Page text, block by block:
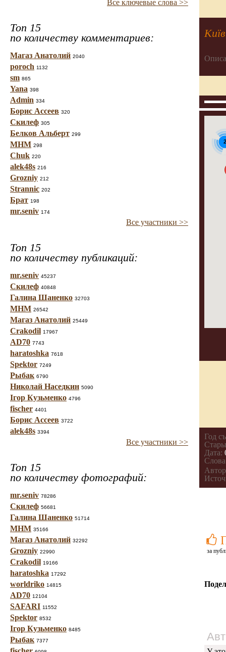
Все ключевые слова >>
Топ 15
по количеству комментариев:
Магаз Анатолий 2040
poroch 1132
sm 865
Yana 398
Admin 334
Борис Ассеев 320
Скилеф 305
Белков Альберт 299
МНМ 298
Chuk 220
alek48s 216
Grozniy 212
Strannic 202
Брат 198
mr.seniv 174
Все участники >>
Топ 15
по количеству публикаций:
mr.seniv 45237
Скилеф 40848
Галина Шаненко 32703
МНМ 26542
Магаз Анатолий 25449
Crakodil 17967
AD70 7743
haratoshka 7618
Spektor 7249
Рыбак 6790
Николай Наседкин 5090
Ігор Кузьменко 4796
fischer 4401
Борис Ассеев 3722
alek48s 3394
Все участники >>
Топ 15
по количеству фотографий:
mr.seniv 78286
Скилеф 56681
Галина Шаненко 51714
МНМ 35166
Магаз Анатолий 32292
Grozniy 22990
Crakodil 19166
haratoshka 17292
worldriko 14815
AD70 12104
SAFARI 11552
Spektor 8532
Ігор Кузьменко 8485
Рыбак 7377
2
Год
Дата:
за